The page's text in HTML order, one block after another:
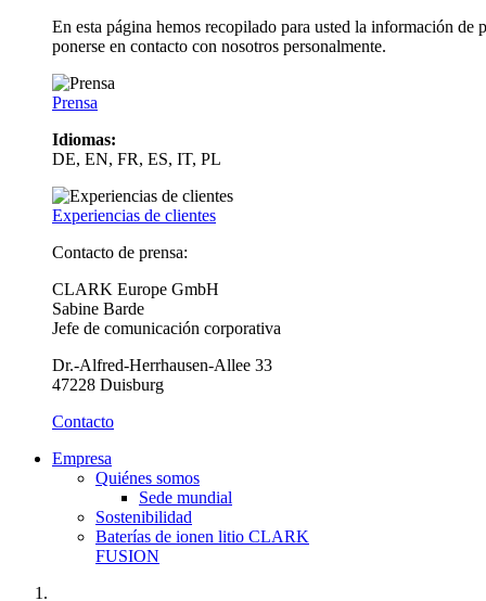
En esta página hemos recopilado para usted la información
ponerse en contacto con nosotros personalmente.
Prensa
Idiomas:
DE, EN, FR, ES, IT, PL
Experiencias de clientes
Contacto de prensa:
CLARK Europe GmbH
Sabine Barde
Jefe de comunicación corporativa
Dr.-Alfred-Herrhausen-Allee 33
47228 Duisburg
Contacto
Empresa
Quiénes somos
Sede mundial
Sostenibilidad
Baterías de ionen litio CLARK
FUSION